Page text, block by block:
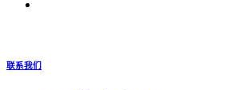
联系我们